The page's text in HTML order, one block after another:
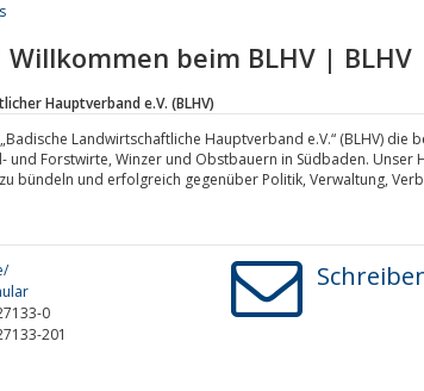
Willkommen beim BLHV | BLHV
Hauptverband e.V. (BLHV)
Landwirtschaftliche Hauptverband e.V.“ (BLHV) die
und Forstwirte, Winzer und Obstbauern in Südbaden. Unser
bündeln und erfolgreich gegenüber Politik, Verwaltung,
0
201